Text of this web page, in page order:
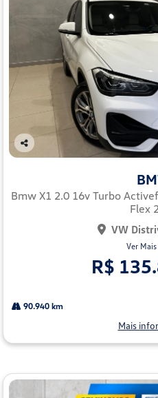
Co
lhe
Bmw X1 2.0 16v Turbo
Flex
VW
Ver
R$
90.940 km
Mais